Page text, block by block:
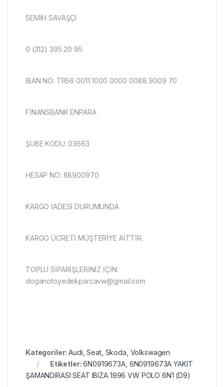
SEMİH SAVAŞÇI
0 (312) 395 20 95
IBAN NO: TR56 0011 1000 0000 0088 9009 70
FİNANSBANK ENPARA
ŞUBE KODU: 03663
HESAP NO: 88900970
KARGO İADESİ DURUMUNDA
KARGO ÜCRETİ MÜŞTERİYE AİTTİR.
TOPLU SİPARİŞLERİNİZ İÇİN:
doganotoyedekparcavw@gmail.com
Kategoriler:Audi ,Seat, Skoda Volkswagen
Etiketler:6N0919673A, 6N0919673A YAKIT
ŞAMANDIRASI SEAT IBIZA 1996 VW POLO 6N1 (D9)